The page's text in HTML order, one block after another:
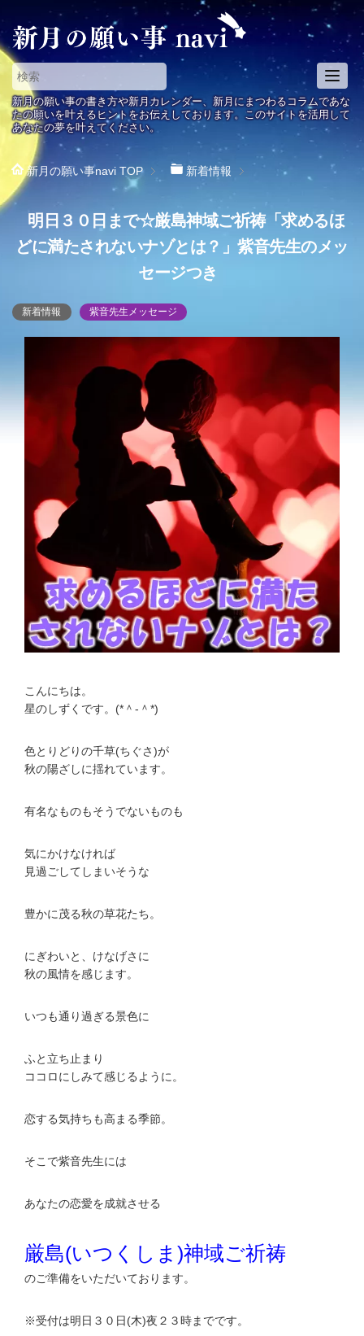
T
o
g
g
e
v
新月の願い事の書き方や新月カレンダー、新月にまつわるコラムであな
たの願いを叶えるヒントをお伝えしております。このサイトを活用して
あなたの夢を叶えてください。
新月の願い事navi TOP 新着情報
明日３０日まで☆厳島神域ご祈祷「求めるほ
どに満たされないナゾとは？」紫音先生のメッ
セージつき
新着情報 紫音先生メッセージ
こんにちは。
星のしずくです。(*＾-＾*)
色とりどりの千草(ちぐさ)が
秋の陽ざしに揺れています。
有名なものもそうでないものも
気にかけなければ
見過ごしてしまいそうな
豊かに茂る秋の草花たち。
にぎわいと、けなげさに
秋の風情を感じます。
いつも通り過ぎる景色に
ふと立ち止まり
ココロにしみて感じるように。
恋する気持ちも高まる季節。
そこで紫音先生には
あなたの恋愛を成就させる
厳島(いつくしま)神域ご祈祷
のご準備をいただいております。
※受付は明日３０日(木)夜２３時までです。